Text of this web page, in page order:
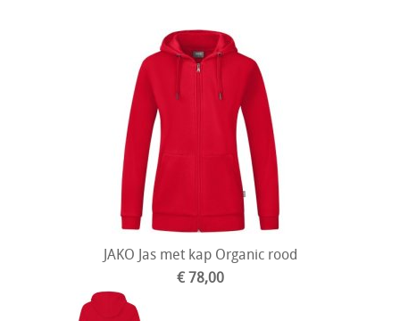
JAKO Jas met kap Organic rood
€ 78,00